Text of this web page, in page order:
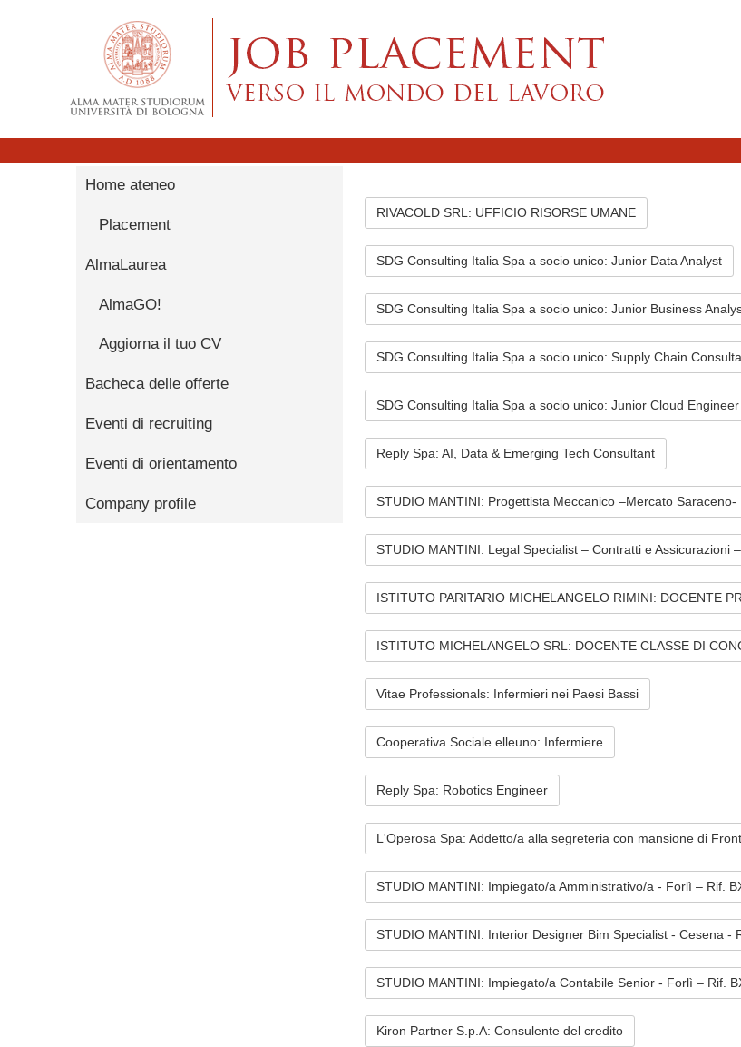
Home ateneo
Placement
AlmaLaurea
AlmaGO!
Aggiorna il tuo CV
Bacheca delle offerte
Eventi di recruiting
Eventi di orientamento
Company profile
RIVACOLD SRL: UFFICIO RISORSE UMANE
SDG Consulting Italia Spa a socio unico: Junior Data Analyst
SDG Consulting Italia Spa a socio unico: Junior Business
SDG Consulting Italia Spa a socio unico: Supply Chain
SDG Consulting Italia Spa a socio unico: Junior Cloud Engineer
Reply Spa: AI, Data & Emerging Tech Consultant
STUDIO MANTINI: Progettista Meccanico –Mercato Saraceno-
STUDIO MANTINI: Legal Specialist – Contratti e Assicurazioni
ISTITUTO PARITARIO MICHELANGELO RIMINI: DOCENTE
ISTITUTO MICHELANGELO SRL: DOCENTE CLASSE DI
Vitae Professionals: Infermieri nei Paesi Bassi
Cooperativa Sociale elleuno: Infermiere
Reply Spa: Robotics Engineer
L'Operosa Spa: Addetto/a alla segreteria con mansione di
STUDIO MANTINI: Impiegato/a Amministrativo/a - Forlì – Rif.
STUDIO MANTINI: Interior Designer Bim Specialist - Cesena -
STUDIO MANTINI: Impiegato/a Contabile Senior - Forlì – Rif.
Kiron Partner S.p.A: Consulente del credito